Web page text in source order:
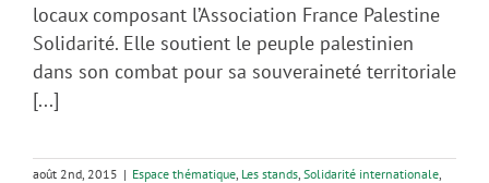
locaux composant l’Association France Palestine
Solidarité. Elle soutient le peuple palestinien
dans son combat pour sa souveraineté territoriale
[...]
août 2nd, 2015 | Espace thématique Les stands Solidarité internationale